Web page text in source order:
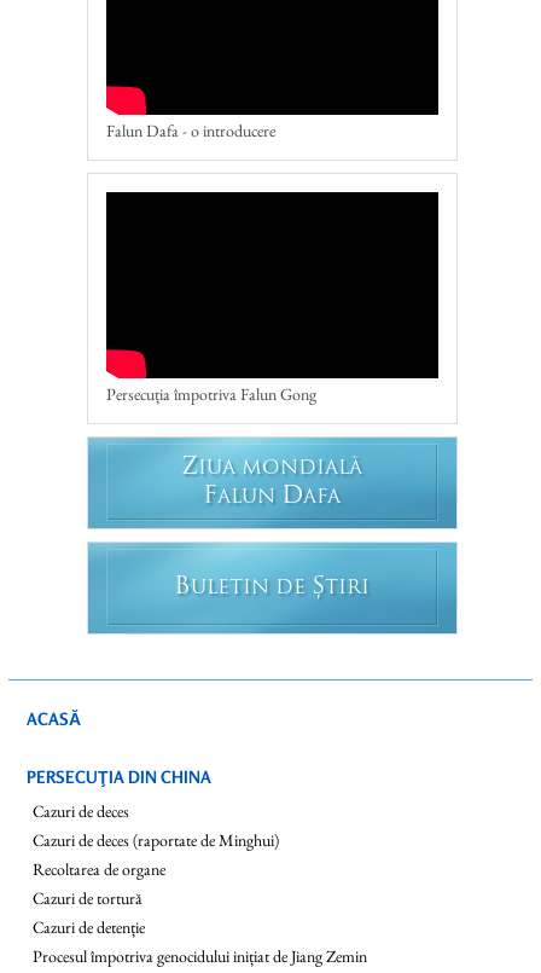
Falun Dafa - o introducere
Persecuția împotriva Falun Gong
ZIUA MONDIALĂ
FALUN DAFA
BULETIN DE Ș TIRI
ACASĂ
PERSECUŢIA DIN CHINA
Cazuri de deces
Cazuri de deces (raportate de Minghui)
Recoltarea de organe
Cazuri de tortură
Cazuri de detenție
Procesul împotriva genocidului inițiat de Jiang Zemin